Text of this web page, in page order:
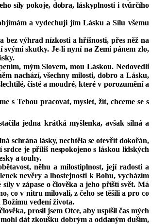
síly pokoje, dobra, láskyplnosti i tvůrčího
a vydechuji jím Lásku a Sílu všemu
bez výhrad nízkosti a hříšnosti, přes něž na
skutky. Je‑li nyní na Zemi pánem zlo,
mým Slovem, mou Láskou. Nedovedli
nachází, všechny milosti, dobro a Lásku,
čisté a moudré, které v porozumění a
s Tebou pracovat, myslet, žít, chceme se s
jedna krátká myšlenka, avšak silná a
schrána lásky, nechtěla se otevřít dokořán,
je příliš nespokojeno s láskou lidských
a touhy.
něhu amilostiplnost, její radosti a
nevěry a lhostejnosti k Bohu, vycházím
v zápase o člověka a jeho příští svět. Má
co v nitru milovali, z čeho se těšili a pro co
vedení života.
prosil jsem Otce, aby uspíšil čas mých
dát zkoušku dobrým a oddaným duším,